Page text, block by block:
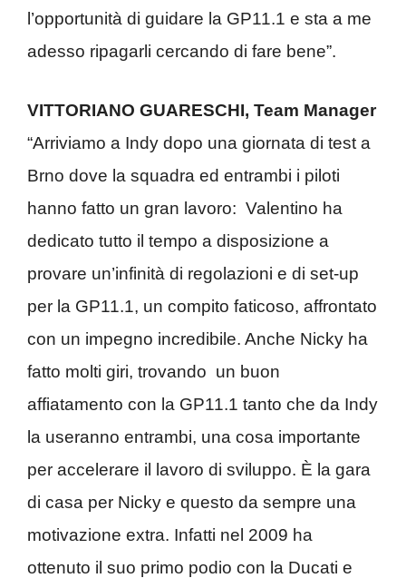
l’opportunità di guidare la GP11.1 e sta a me
adesso ripagarli cercando di fare bene”.
VITTORIANO GUARESCHI, Team Manager
“Arriviamo a Indy dopo una giornata di test a
Brno dove la squadra ed entrambi i piloti
hanno fatto un gran lavoro: Valentino ha
dedicato tutto il tempo a disposizione a
provare un’infinità di regolazioni e di set-up
per la GP11.1, un compito faticoso, affrontato
con un impegno incredibile. Anche Nicky ha
fatto molti giri, trovando un buon
affiatamento con la GP11.1 tanto che da Indy
la useranno entrambi, una cosa importante
per accelerare il lavoro di sviluppo. È la gara
di casa per Nicky e questo da sempre una
motivazione extra. Infatti nel 2009 ha
ottenuto il suo primo podio con la Ducati e